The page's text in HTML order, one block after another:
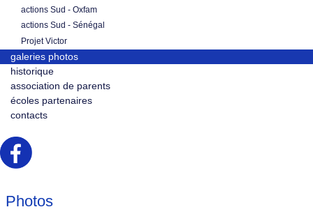
actions Sud - Oxfam
actions Sud - Sénégal
Projet Victor
galeries photos
historique
association de parents
écoles partenaires
contacts
Photos